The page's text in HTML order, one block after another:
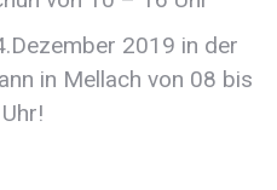
2019 in der
in Mellach von 08 bis